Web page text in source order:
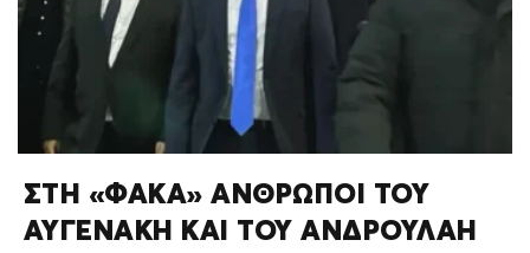
ΣΤΗ «ΦΑΚΑ» ΑΝΘΡΩΠΟΙ ΤΟΥ
ΑΥΓΕΝΑΚΗ ΚΑΙ ΤΟΥ ΑΝΔΡΟΥΛΑΗ